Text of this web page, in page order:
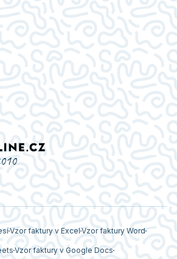
Vzor faktury v Excel Vzor faktury Word
Vzor faktury v Google Docs